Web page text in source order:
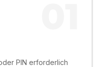
PIN erforderlich